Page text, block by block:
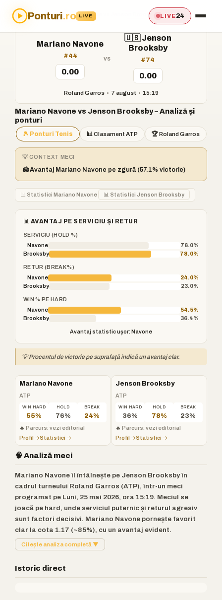
Ponturi.ro LIVE LIVE24
Acasă›Ponturi›Mariano Navone vs Jenson Brooksby
Mariano Navone
#44
0.00
vs
🇺🇸 Jenson
Brooksby
#74
0.00
Roland Garros • 7 august • 15:19
Mariano Navone vs Jenson Brooksby – Analiză și
ponturi
🎾 Ponturi Tenis 📊 Clasament ATP 🏆 Roland Garros
💡 CONTEXT MECI
🏟️Avantaj Mariano Navone pe zgură (57.1% victorie)
📊 Statistici Mariano Navone 📊 Statistici Jenson Brooksby
📊 AVANTAJ PE SERVICIU ȘI RETUR
SERVICIU (HOLD %)
Navone
76.0%
Brooksby
78.0%
RETUR (BREAK %)
Navone
24.0%
Brooksby
23.0%
WIN % PE HARD
Navone
54.5%
Brooksby
36.4%
Avantaj statistic ușor: Navone
💡 Procentul de victorie pe suprafață indică un avantaj clar.
Mariano Navone
ATP
WIN HARD
55%
HOLD
76%
BREAK
24%
🔥 Parcurs: vezi editorial
Profil →Statistici →
Jenson Brooksby
ATP
WIN HARD
36%
HOLD
78%
BREAK
23%
🔥 Parcurs: vezi editorial
Profil →Statistici →
🧠 Analiză meci
Mariano Navone îl întâlnește pe Jenson Brooksby în
cadrul turneului Roland Garros (ATP), într-un meci
programat pe Luni, 25 mai 2026, ora 15:19. Meciul se
joacă pe hard, unde serviciul puternic și returul agresiv
sunt factori decisivi. Mariano Navone pornește favorit
clar la cota 1.17 (~85%), cu un avantaj evident.
Citește analiza completă ▼
Istoric direct